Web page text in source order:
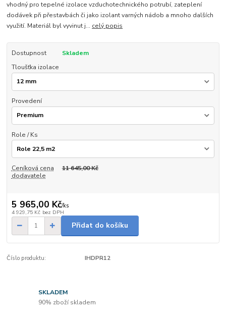
vhodný pro tepelné izolace vzduchotechnického potrubí, zateplení
dodávek při přestavbách či jako izolant varných nádob a mnoho dalších
využití. Materiál byl vyvinut j... celý popis
Dostupnost
Skladem
Tloušťka izolace
Provedení
Role / Ks
Ceníková cena
dodavatele
11 645,00 Kč
5 965,00 Kč/ks
4 929,75 Kč bez DPH
Přidat do košíku
Číslo produktu: IHDPR12
SKLADEM
90% zboží skladem